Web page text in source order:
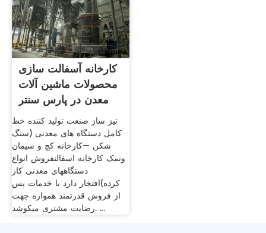
کارخانه آسفالت سازی
محصولات ماشین آلات
معدن در پارس سنتر
تیز ساز صنعت تولید کننده خط
کامل دستگاه های معدنی (سنگ
شکن –کارخانه کچ و سیمان
ونمک کارخانه اسفالتفروش انواع
دستگاههای معدنی کار
کرده)افتخار دارد با خدمات پس
از فروش قدرتمند همواره جهت
رضایت مشتری میکوشد. ...